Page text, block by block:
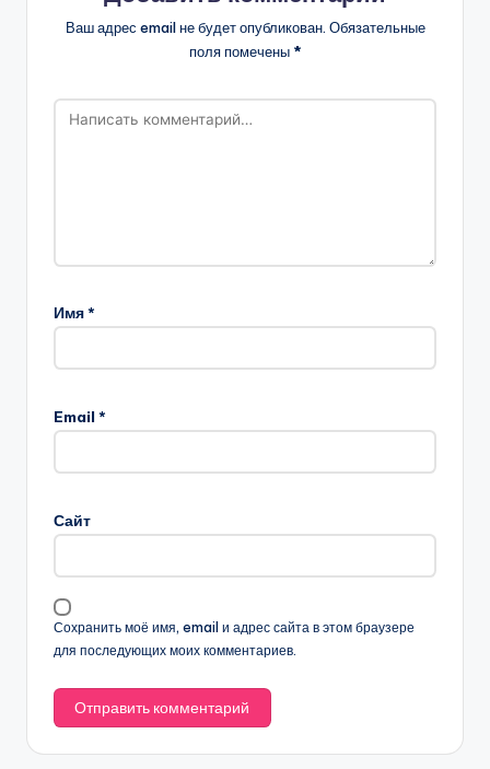
Ваш адрес email не будет опубликован. Обязательные
поля помечены *
Имя*
Email *
Сайт
Сохранить моё имя, email и адрес сайта в этом браузере
для последующих моих комментариев.